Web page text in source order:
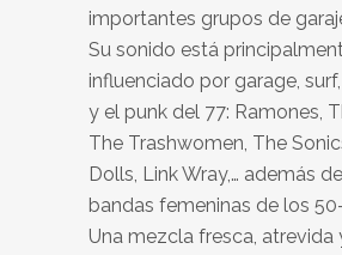
importantes grupos de
Su sonido está
influenciado por garage,
y el punk del 77: Ramones,
The Trashwomen, The
Dolls, Link Wray,… además
bandas femeninas de los
Una mezcla fresca, atrevida